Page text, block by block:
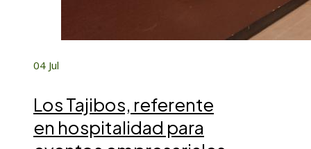
04 Jul
Los Tajibos, referente
en hospitalidad para